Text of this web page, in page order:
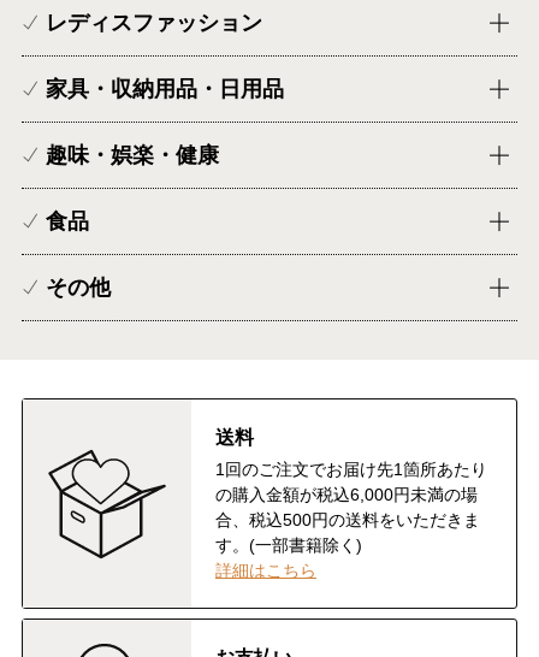
レディスファッション
家具・収納用品・日用品
趣味・娯楽・健康
食品
その他
送料
1回のご注文でお届け先1箇所あたり
の購入金額が税込6,000円未満の場
合、税込500円の送料をいただきま
す。(一部書籍除く)
詳細はこちら